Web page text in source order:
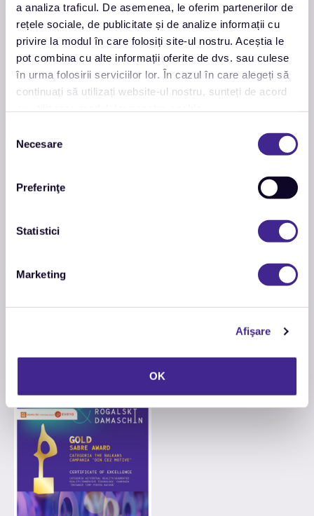
a analiza traficul. De asemenea, le oferim partenerilor de
rețele sociale, de publicitate și de analize informații cu
privire la modul în care folosiți site-ul nostru. Aceștia le
pot combina cu alte informații oferite de dvs. sau culese
în urma folosirii serviciilor lor. În cazul în care alegeți să
continuați să utilizați website-ul nostru, sunteți de acord
consimțământului
Necesare
Preferinţe
Statistici
Marketing
Afişare
OK